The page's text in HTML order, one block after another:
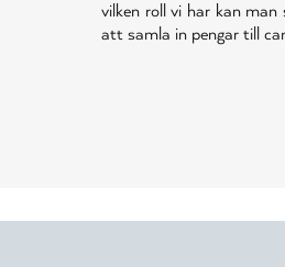
vilken roll vi har kan
att samla in pengar till